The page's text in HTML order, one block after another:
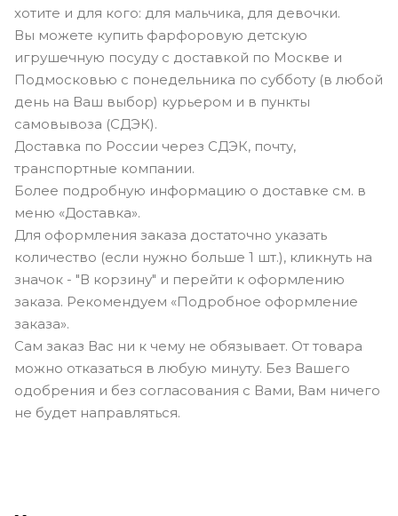
хотите и для кого: для мальчика, для девочки.
Вы можете купить фарфоровую детскую
игрушечную посуду с доставкой по Москве и
Подмосковью с понедельника по субботу (в любой
день на Ваш выбор) курьером и в пункты
самовывоза (СДЭК).
Доставка по России через СДЭК, почту,
транспортные компании.
Более подробную информацию о доставке см. в
меню «Доставка».
Для оформления заказа достаточно указать
количество (если нужно больше 1 шт.), кликнуть на
значок - "В корзину" и перейти к оформлению
заказа. Рекомендуем «Подробное оформление
заказа».
Сам заказ Вас ни к чему не обязывает. От товара
можно отказаться в любую минуту. Без Вашего
одобрения и без согласования с Вами, Вам ничего
не будет направляться.